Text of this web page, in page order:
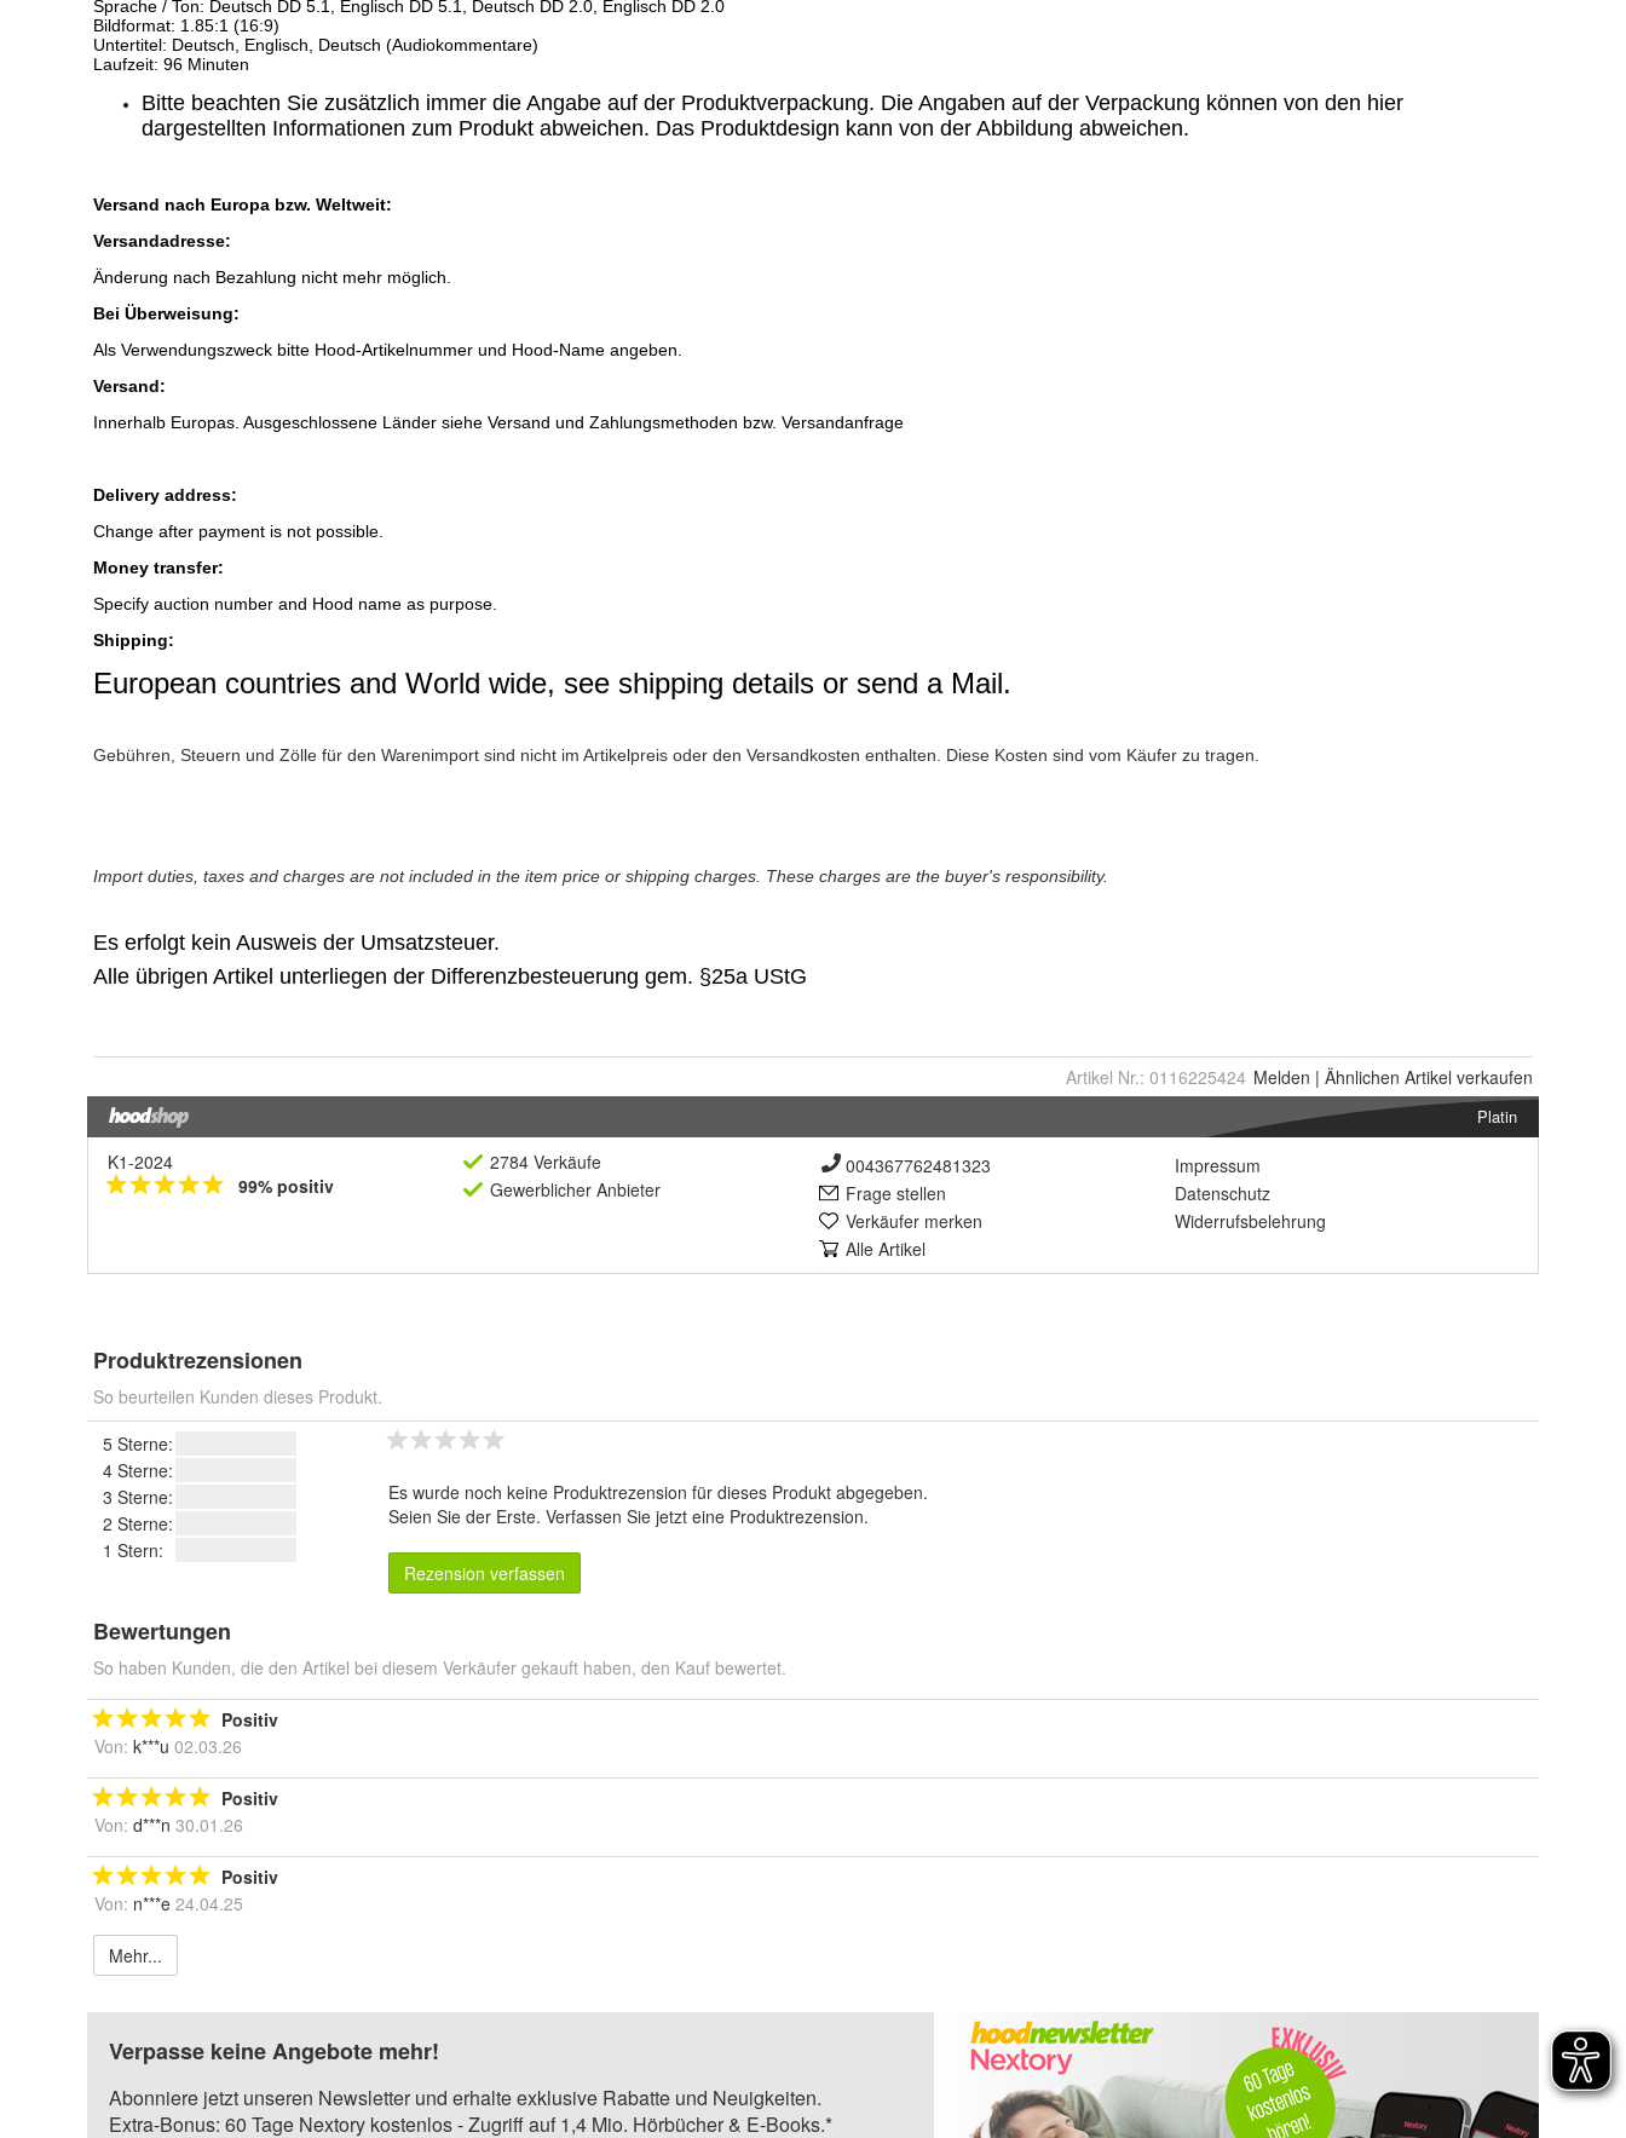
Artikel Nr.: 0116225424 Melden | Ähnlichen Artikel verkaufen
Platin
K1-2024
99% positiv
2784 Verkäufe
Gewerblicher Anbieter
004367762481323
Frage stellen
Verkäufer merken
Alle Artikel
Impressum
Datenschutz
Widerrufsbelehrung
Produktrezensionen
So beurteilen Kunden dieses Produkt.
5 Sterne:
4 Sterne:
3 Sterne:
2 Sterne:
1 Stern:
Es wurde noch keine Produktrezension für dieses Produkt abgegeben.
Seien Sie der Erste. Verfassen Sie jetzt eine Produktrezension.
Rezension verfassen
Bewertungen
So haben Kunden, die den Artikel bei diesem Verkäufer gekauft haben, den Kauf bewertet.
Positiv
Von: k***u 02.03.26
Positiv
Von: d***n 30.01.26
Positiv
Von: n***e 24.04.25
Mehr...
Verpasse keine Angebote mehr!
Abonniere jetzt unseren Newsletter und erhalte exklusive Rabatte und Neuigkeiten.
Extra-Bonus: 60 Tage Nextory kostenlos - Zugriff auf 1,4 Mio. Hörbücher & E-Books.*